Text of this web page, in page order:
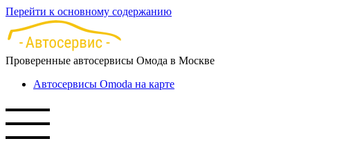
Перейти к основному содержанию
Проверенные автосервисы Омода в Москве
Автосервисы Omoda на карте